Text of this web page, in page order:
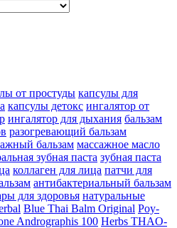
от простуды капсулы для
капсулы детокс ингалятор от
ингалятор для дыхания бальзам
разогревающий бальзам
бальзам массажное масло
зубная паста зубная паста
коллаген для лица патчи для
антибактериальный бальзам
для здоровья натуральные
Blue Thai Balm Original Poy-
Andrographis 100 Herbs THAO-